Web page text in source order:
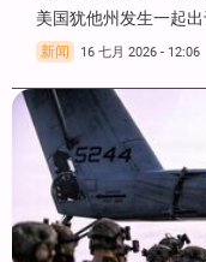
美国犹他州发生一起
新闻 16 七月 2026 - 12:06